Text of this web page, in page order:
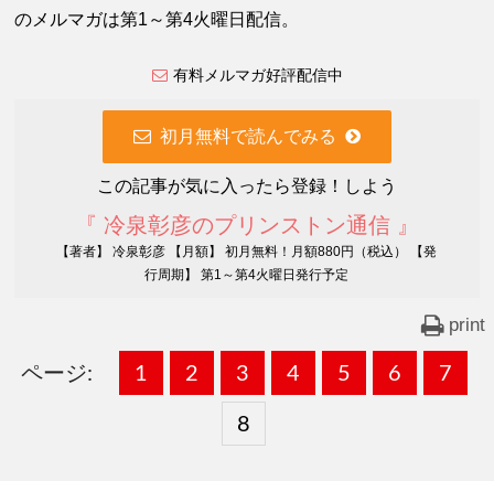
のメルマガは第1～第4火曜日配信。
有料メルマガ好評配信中
初月無料で読んでみる
この記事が気に入ったら登録！しよう
『 冷泉彰彦のプリンストン通信 』
【著者】 冷泉彰彦 【月額】 初月無料！月額880円（税込） 【発
行周期】 第1～第4火曜日発行予定
print
ページ:
固
1 ,
固
2 ,
固
定
3 ,
固
4 ,
固
5 ,
固
6 ,
固
7
固
8